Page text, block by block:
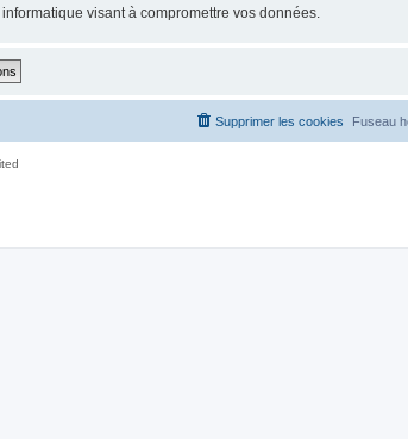
visant à compromettre vos données.
Fuseau
Supprimer les cookies